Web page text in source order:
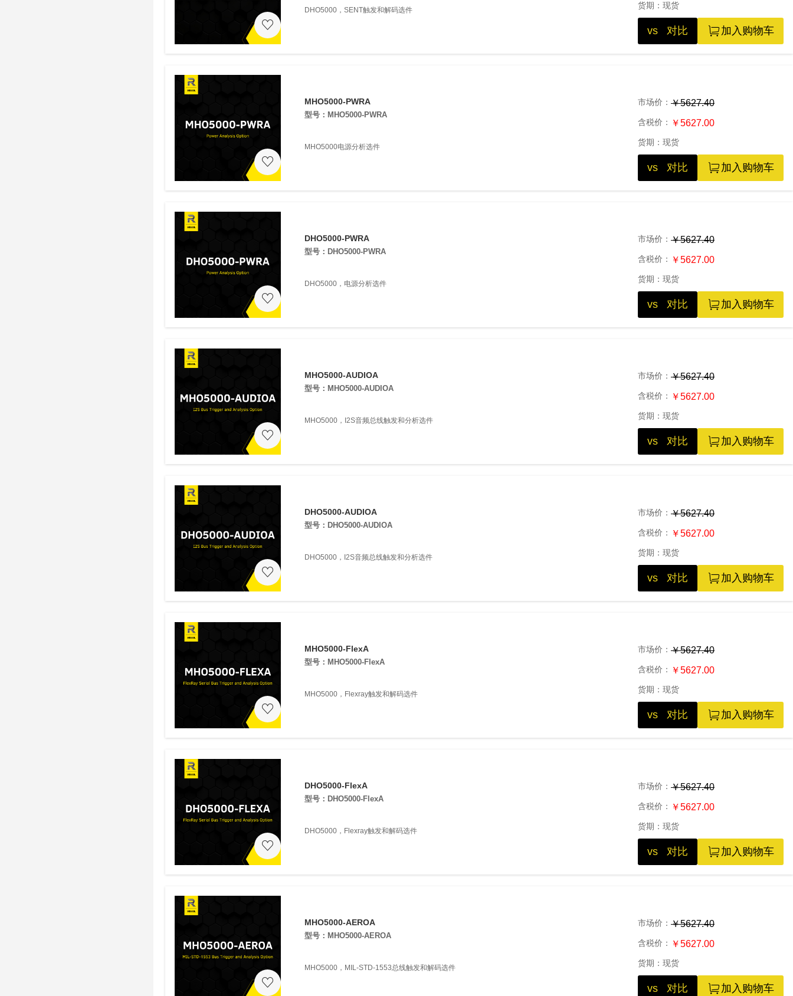
DHO5000，SENT触发和解码选件 货期： 现货
vs 对比 加入购物车
MHO5000-PWRA
型号：MHO5000-PWRA
MHO5000电源分析选件
市场价： ￥5627.40
含税价： ￥5627.00
货期： 现货
vs 对比 加入购物车
DHO5000-PWRA
型号：DHO5000-PWRA
DHO5000，电源分析选件
市场价： ￥5627.40
含税价： ￥5627.00
货期： 现货
vs 对比 加入购物车
MHO5000-AUDIOA
型号：MHO5000-AUDIOA
MHO5000，I2S音频总线触发和分析选件
市场价： ￥5627.40
含税价： ￥5627.00
货期： 现货
vs 对比 加入购物车
DHO5000-AUDIOA
型号：DHO5000-AUDIOA
DHO5000，I2S音频总线触发和分析选件
市场价： ￥5627.40
含税价： ￥5627.00
货期： 现货
vs 对比 加入购物车
MHO5000-FlexA
型号：MHO5000-FlexA
MHO5000，Flexray触发和解码选件
市场价： ￥5627.40
含税价： ￥5627.00
货期： 现货
vs 对比 加入购物车
DHO5000-FlexA
型号：DHO5000-FlexA
DHO5000，Flexray触发和解码选件
市场价： ￥5627.40
含税价： ￥5627.00
货期： 现货
vs 对比 加入购物车
MHO5000-AEROA
型号：MHO5000-AEROA
MHO5000，MIL-STD-1553总线触发和解码选件
市场价： ￥5627.40
含税价： ￥5627.00
货期： 现货
vs 对比 加入购物车